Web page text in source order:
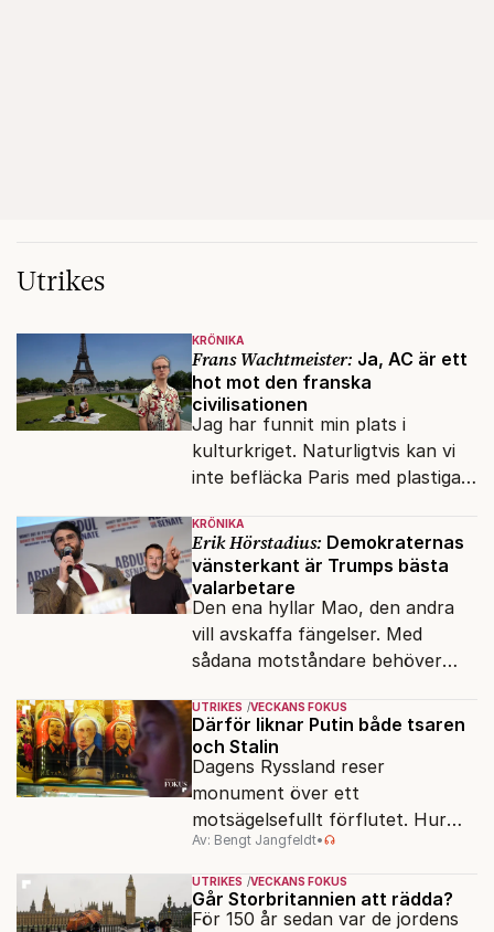
Utrikes
KRÖNIKA
Frans Wachtmeister: Ja, AC är ett
hot mot den franska
civilisationen
Jag har funnit min plats i
kulturkriget. Naturligtvis kan vi
inte befläcka Paris med plastiga
KRÖNIKA
Erik Hörstadius: Demokraternas
vänsterkant är Trumps bästa
valarbetare
Den ena hyllar Mao, den andra
vill avskaffa fängelser. Med
sådana motståndare behöver
vänner.
UTRIKES VECKANS FOKUS
Därför liknar Putin både tsaren
och Stalin
Dagens Ryssland reser
monument över ett
motsägelsefullt förflutet. Hur
kunde två revolutioner förändra
hela samhället – utan att rubba
den ryska statsidén?
Av: Bengt Jangfeldt•
UTRIKES VECKANS FOKUS
Går Storbritannien att rädda?
För 150 år sedan var de jordens